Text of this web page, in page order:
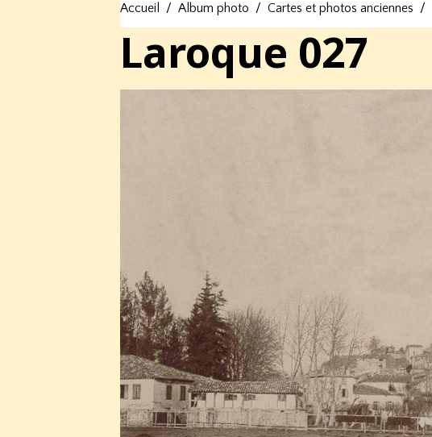
Accueil Album photo Cartes et photos anciennes
Laroque 027